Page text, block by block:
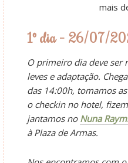
mais
1º dia – 26/07/
O primeiro dia deve ser
leves e adaptação.
das 14:00h, tomamos
o checkin no hotel,
jantamos no Nuna
à Plaza de Armas.